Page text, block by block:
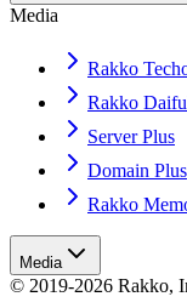
Media
Rakko
Rakko
Server Plus
Domain Plus
Rakko
Media
© 2019-2026 Rakko,